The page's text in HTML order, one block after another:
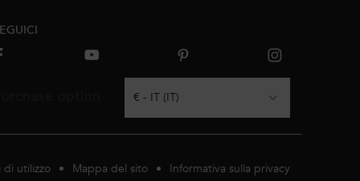
€ - IT (IT)
di utilizzo Mappa del sito Informativa sulla privacy